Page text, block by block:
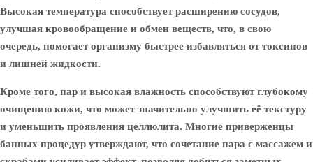
Высокая температура способствует расширению сосудов,
улучшая кровообращение и обмен веществ, что, в свою
очередь, помогает организму быстрее избавляться от токсинов
и лишней жидкости.
Кроме того, пар и высокая влажность способствуют глубокому
очищению кожи, что может значительно улучшить её текстуру
и уменьшить проявления целлюлита. Многие приверженцы
банных процедур утверждают, что сочетание пара с массажем и